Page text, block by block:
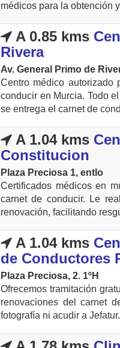
médicos para la obtención
A 0.85 kms
Rivera
Av. General Primo de
Centro médico autorizado
conducir en Murcia. Todo
se entrega el carnet de
A 1.04 kms
Constitucion
Plaza Preciosa 1, entlo
Certificados médicos en
carnet de conducir. Le
renovación, facilitando
A 1.04 kms
de Conductores
Plaza Preciosa, 2. 1ºH
Ofrecemos tramitación
renovaciones del carnet
fotografía ni acudir a